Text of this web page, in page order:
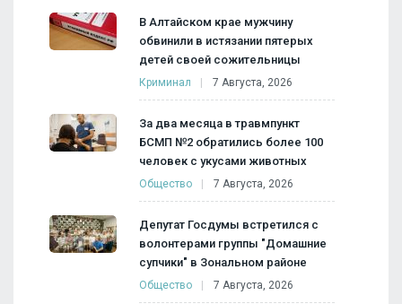
В Алтайском крае мужчину
обвинили в истязании пятерых
детей своей сожительницы
Криминал 7 Августа, 2026
За два месяца в травмпункт
БСМП №2 обратились более 100
человек с укусами животных
Общество 7 Августа, 2026
Депутат Госдумы встретился с
волонтерами группы "Домашние
супчики" в Зональном районе
Общество 7 Августа, 2026